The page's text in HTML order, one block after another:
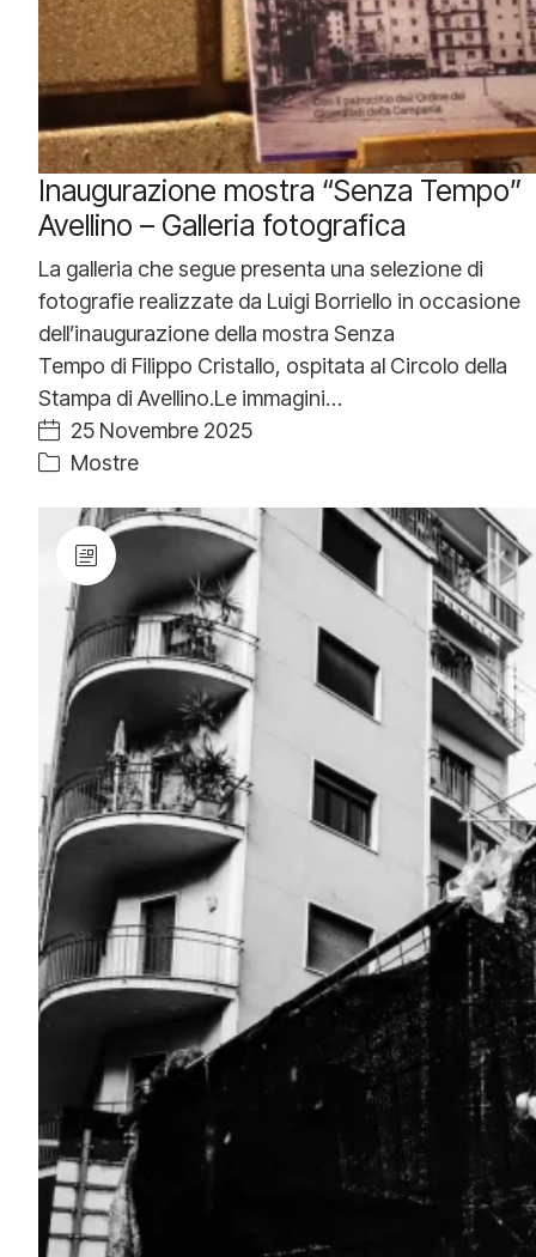
Inaugurazione mostra “Senza Tempo”
Avellino – Galleria fotografica
La galleria che segue presenta una selezione di
fotografie realizzate da Luigi Borriello in occasione
dell’inaugurazione della mostra Senza
Tempo di Filippo Cristallo, ospitata al Circolo della
Stampa di Avellino.Le immagini…
25 Novembre 2025
Mostre